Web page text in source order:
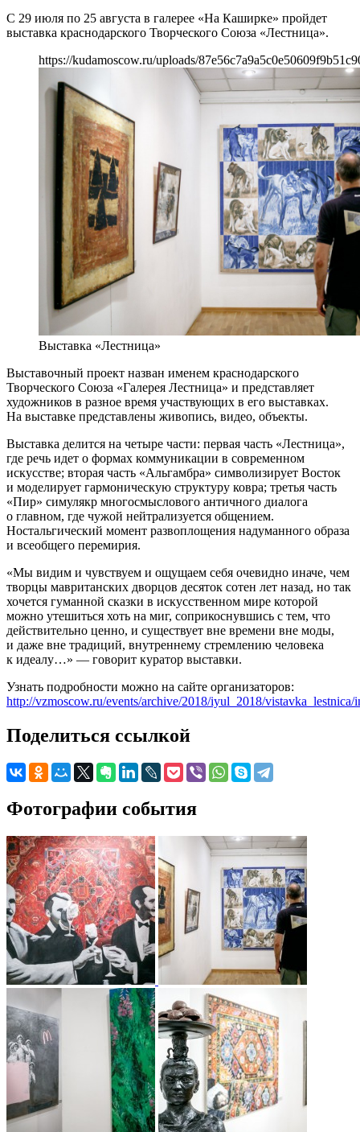
С 29 июля по 25 августа в галерее «На Каширке» пройдет
выставка краснодарского Творческого Союза «Лестница».
https://kudamoscow.ru/uploads/
Выставка «Лестница»
Выставочный проект назван именем краснодарского
Творческого Союза «Галерея Лестница» и представляет
художников в разное время участвующих в его выставках.
На выставке представлены живопись, видео, объекты.
Выставка делится на четыре части: первая часть «Лестница»,
где речь идет о формах коммуникации в современном
искусстве; вторая часть «Альгамбра» символизирует Восток
и моделирует гармоническую структуру ковра; третья часть
«Пир» симулякр многосмыслового античного диалога
о главном, где чужой нейтрализуется общением.
Ностальгический момент развоплощения надуманного образа
и всеобщего перемирия.
«Мы видим и чувствуем и ощущаем себя очевидно иначе, чем
творцы мавританских дворцов десяток сотен лет назад, но так
хочется гуманной сказки в искусственном мире которой
можно утешиться хоть на миг, соприкоснувшись с тем, что
действительно ценно, и существует вне времени вне моды,
и даже вне традиций, внутреннему стремлению человека
к идеалу…» — говорит куратор выставки.
Узнать подробности можно на сайте организаторов:
http://vzmoscow.ru/events/archive/2018/iyul_2018/vistavka_lestnica/
Поделиться ссылкой
Фотографии события